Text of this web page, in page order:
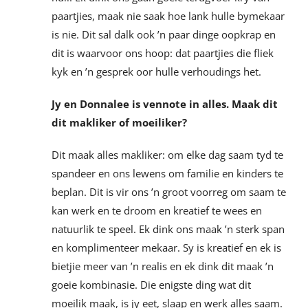
paartjies, maak nie saak hoe lank hulle bymekaar
is nie. Dit sal dalk ook ’n paar dinge oopkrap en
dit is waarvoor ons hoop: dat paartj­­­ies die fliek
kyk en ’n gesprek oor hulle verhoudings het.
Jy en Donnalee is vennote in alles. Maak dit
dit makliker of moeiliker?
Dit maak alles makliker: om elke dag saam tyd te
spandeer en ons lewens om familie en kinders te
beplan. Dit is vir ons ’n groot voorreg om saam te
kan werk en te droom en kreatief te wees en
natuurlik te speel. Ek dink ons maak ’n sterk span
en komplimenteer mekaar. Sy is kreatief en ek is
bietjie meer van ’n realis en ek dink dit maak ’n
goeie kombinasie. Die enigste ding wat dit
moeilik maak, is jy eet, slaap en werk alles saam.